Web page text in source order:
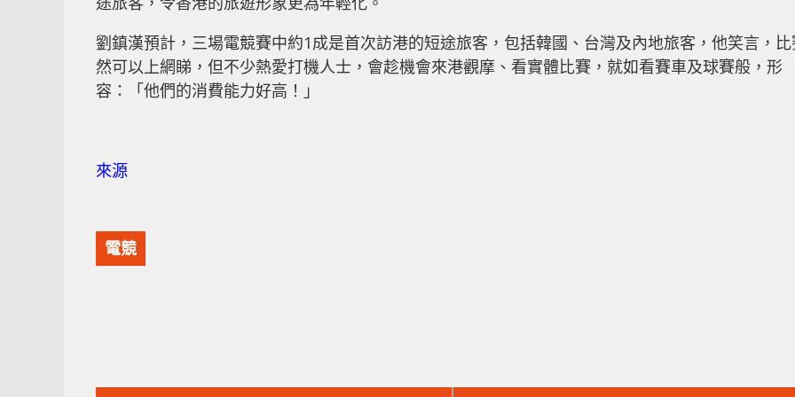
劉鎮漢預計，三場電競賽中約1成是首次訪港的短途旅客，包括韓國、台灣及內地旅客，他笑言，
然可以上網睇，但不少熱愛打機人士，會趁機會來港觀摩、看實體比賽，就如看賽車及球賽般，形
容：「他們的消費能力好高！」
來源
電競